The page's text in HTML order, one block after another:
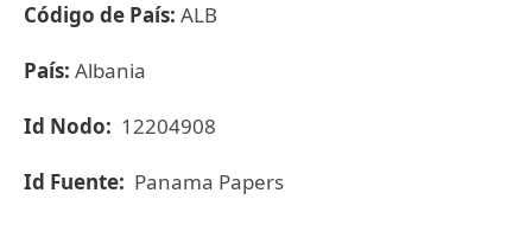
Código de País: ALB
País: Albania
Id Nodo: 12204908
Id Fuente: Panama Papers